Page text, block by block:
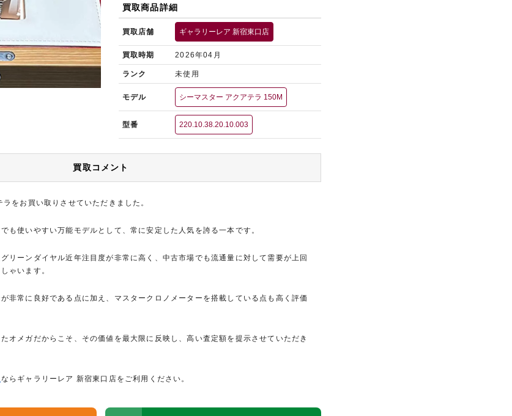
買取商品詳細
買取店舗 ギャラリーレア 新宿東口店
買取時期 2026年04月
ランク 未使用
モデル シーマスター アクアテラ 150M
型番 220.10.38.20.10.003
買取コメント
をお買い取りさせていただきました。
も使いやすい万能モデルとして、常に安定した人気を誇る一本です。
リーンダイヤル近年注目度が非常に高く、中古市場でも流通量に対して需要が上回
ゃいます。
非常に良好である点に加え、マスタークロノメーターを搭載している点も高く評価
オメガだからこそ、その価値を最大限に反映し、高い査定額を提示させていただき
ならギャラリーレア 新宿東口店をご利用ください。